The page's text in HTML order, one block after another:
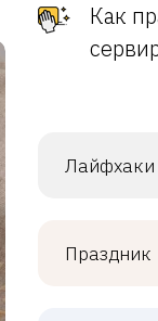
Как
Лайфхаки
Праздник